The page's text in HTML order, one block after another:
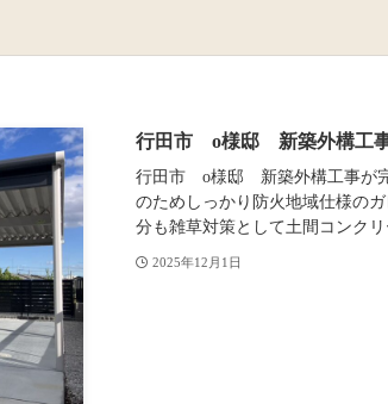
行田市 o様邸 新築外構工
行田市 o様邸 新築外構工事が完
のためしっかり防火地域仕様の
分も雑草対策として土間コンク
2025年12月1日